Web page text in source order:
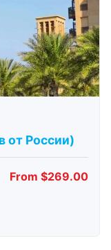
от России)
From $269.00